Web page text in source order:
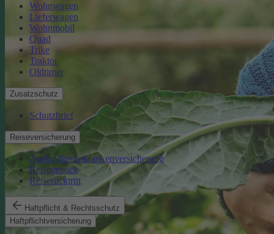
Wohnwagen
Lieferwagen
Wohnmobil
Quad
Trike
Traktor
Oldtimer
Zusatzschutz
Schutzbrief
Reiseversicherung
Auslandsreisekrankenversicherung
Reisegepäck
Reiserücktritt
Haftpflicht & Rechtsschutz
Haftpflichtversicherung